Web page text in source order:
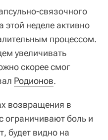
связочного
этой неделе активно
процессом.
увеличивать
скорее смог
Родионов.
возвращения в
ограничивают боль и
будет видно на